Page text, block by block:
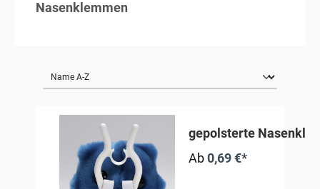
Nasenklemmen
gepolsterte
Ab0,69 €*